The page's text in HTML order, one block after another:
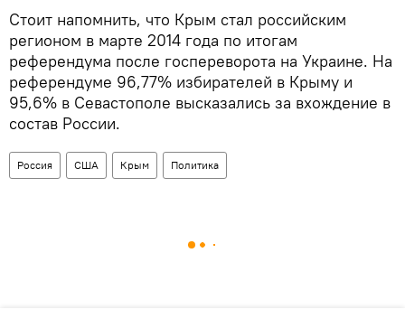
Стоит напомнить, что Крым стал российским
регионом в марте 2014 года по итогам
референдума после госпереворота на Украине. На
референдуме 96,77% избирателей в Крыму и
95,6% в Севастополе высказались за вхождение в
состав России.
Россия США Крым Политика